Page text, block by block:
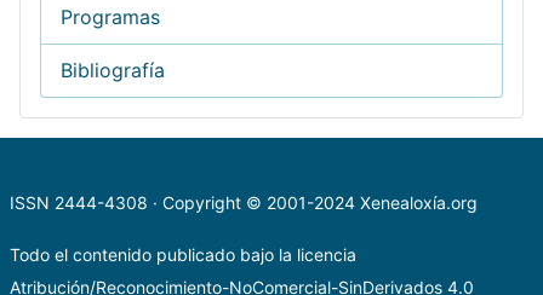
Programas
Bibliografía
ISSN 2444-4308 · Copyright © 2001-2024 Xenealoxía.org
Todo el contenido publicado bajo la licencia
Atribución/Reconocimiento-NoComercial-SinDerivados 4.0